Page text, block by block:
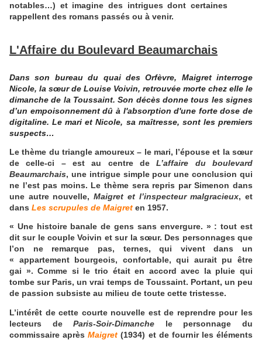
notables…) et imagine des intrigues dont certaines
rappellent des romans passés ou à venir.
L'Affaire du Boulevard Beaumarchais
Dans son bureau du quai des Orfèvre, Maigret interroge
Nicole, la sœur de Louise Voivin, retrouvée morte chez elle le
dimanche de la Toussaint. Son décès donne tous les signes
d’un empoisonnement dû à l'absorption d'une forte dose de
digitaline. Le mari et Nicole, sa maîtresse, sont les premiers
suspects…
Le thème du triangle amoureux – le mari, l’épouse et la sœur
de celle-ci – est au centre deL’affaire du boulevard
Beaumarchais, une intrigue simple pour une conclusion qui
ne l’est pas moins. Le thème sera repris par Simenon dans
une autre nouvelle,Maigret et l’inspecteur malgracieux, et
dans Les scrupules de Maigret en 1957.
« Une histoire banale de gens sans envergure. » : tout est
dit sur le couple Voivin et sur la sœur. Des personnages que
l’on ne remarque pas, ternes, qui vivent dans un
« appartement bourgeois, confortable, qui aurait pu être
gai ». Comme si le trio était en accord avec la pluie qui
tombe sur Paris, un vrai temps de Toussaint. Portant, un peu
de passion subsiste au milieu de toute cette tristesse.
L’intérêt de cette courte nouvelle est de reprendre pour les
lecteurs deParis-Soir-Dimanche le personnage du
commissaire aprèsMaigret (1934) et de fournir les éléments